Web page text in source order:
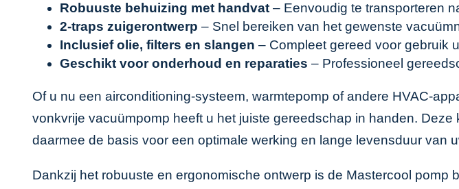
Robuuste behuizing met handvat – Eenvoudig te transporteren
2-traps zuigerontwerp – Snel bereiken van het gewenste
Inclusief olie, filters en slangen – Compleet gereed voor gebruik
Geschikt voor onderhoud en reparaties – Professioneel
Of u nu een airconditioning-systeem, warmtepomp of andere HVAC-
vonkvrije vacuümpomp heeft u het juiste gereedschap in handen.
daarmee de basis voor een optimale werking en lange levensduur van
Dankzij het robuuste en ergonomische ontwerp is de Mastercool